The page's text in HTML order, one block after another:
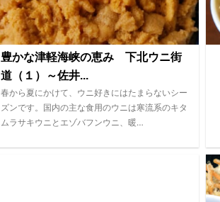
豊かな津軽海峡の恵み 下北ウニ街
道（１）～佐井...
春から夏にかけて、ウニ好きにはたまらないシー
ズンです。国内の主な食用のウニは寒流系のキタ
ムラサキウニとエゾバフンウニ、暖…